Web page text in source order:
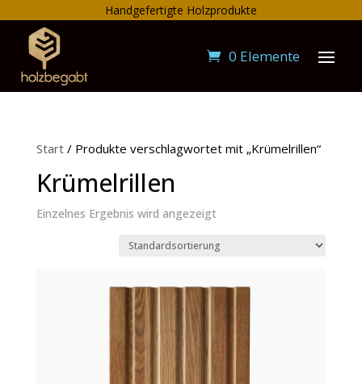
Handgefertigte Holzprodukte
0 Elemente
Start/ Produkte verschlagwortet mit „Krümelrillen“
Krümelrillen
Einzelnes Ergebnis wird angezeigt